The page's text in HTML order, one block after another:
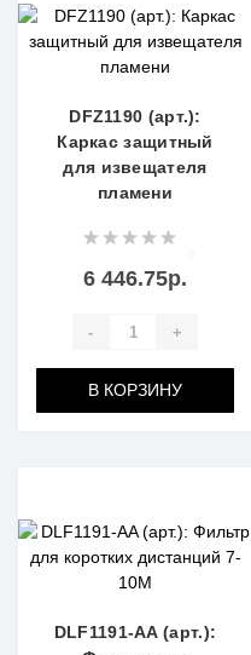
DFZ1190 (арт.):
Каркас защитный
для извещателя
пламени
6 446.75р.
- +
В КОРЗИНУ
DLF1191-AA (арт.):